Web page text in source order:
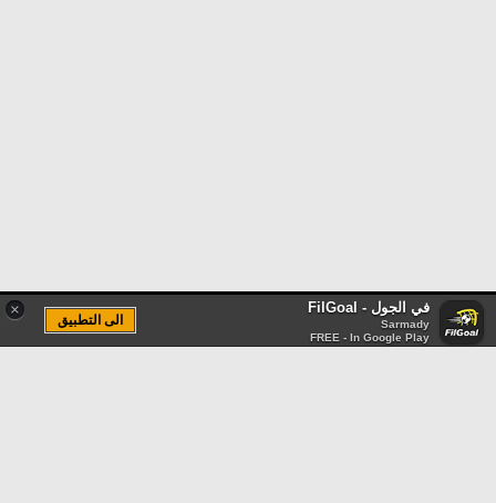
× في الجول - FilGoal
Sarmady
FREE - In Google Play
الى التطبيق